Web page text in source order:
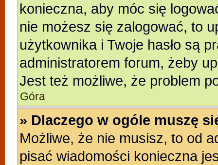
konieczna, aby móc się
nie możesz się zalogować, to
użytkownika i Twoje hasło są
administratorem forum, żeby
Jest też możliwe, że problem
Góra
» Dlaczego w ogóle muszę
Możliwe, że nie musisz, to od
pisać wiadomości konieczna